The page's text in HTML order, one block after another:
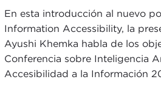
En esta introducción al nuevo
Information Accessibility, la
Ayushi Khemka habla de los
Conferencia sobre Inteligencia
Accesibilidad a la Información